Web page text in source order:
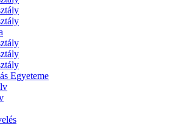
Egyeteme